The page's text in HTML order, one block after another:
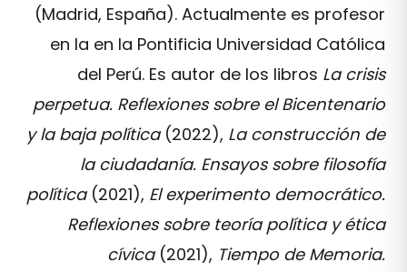
(Madrid, España). Actualmente es profesor
en la en la Pontificia Universidad Católica
del Perú. Es autor de los libros La crisis
perpetua. Reflexiones sobre el Bicentenario
y la baja política(2022), La construcción de
la ciudadanía. Ensayos sobre filosofía
política(2021), El experimento democrático.
Reflexiones sobre teoría política y ética
cívica(2021), Tiempo de Memoria.